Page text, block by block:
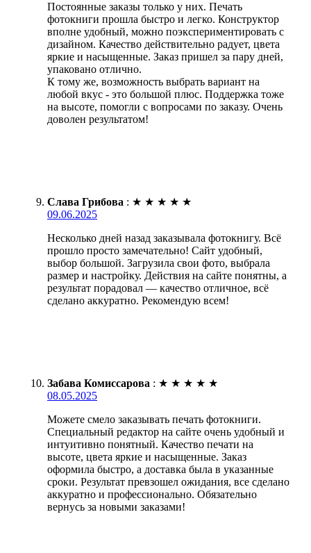
Постоянные заказы только у них. Печать
фотокниги прошла быстро и легко. Конструктор
вполне удобный, можно поэкспериментировать с
дизайном. Качество действительно радует, цвета
яркие и насыщенные. Заказ пришел за пару дней,
упаковано отлично.
К тому же, возможность выбрать вариант на
любой вкус - это большой плюс. Поддержка тоже
на высоте, помогли с вопросами по заказу. Очень
доволен результатом!
Слава Грибова : ★ ★ ★ ★ ★
09.06.2025
Несколько дней назад заказывала фотокнигу. Всё
прошло просто замечательно! Сайт удобный,
выбор большой. Загрузила свои фото, выбрала
размер и настройку. Действия на сайте понятны, а
результат порадовал — качество отличное, всё
сделано аккуратно. Рекомендую всем!
Забава Комиссарова : ★ ★ ★ ★ ★
08.05.2025
Можете смело заказывать печать фотокниги.
Специальный редактор на сайте очень удобный и
интуитивно понятный. Качество печати на
высоте, цвета яркие и насыщенные. Заказ
оформила быстро, а доставка была в указанные
сроки. Результат превзошел ожидания, все сделано
аккуратно и профессионально. Обязательно
вернусь за новыми заказами!